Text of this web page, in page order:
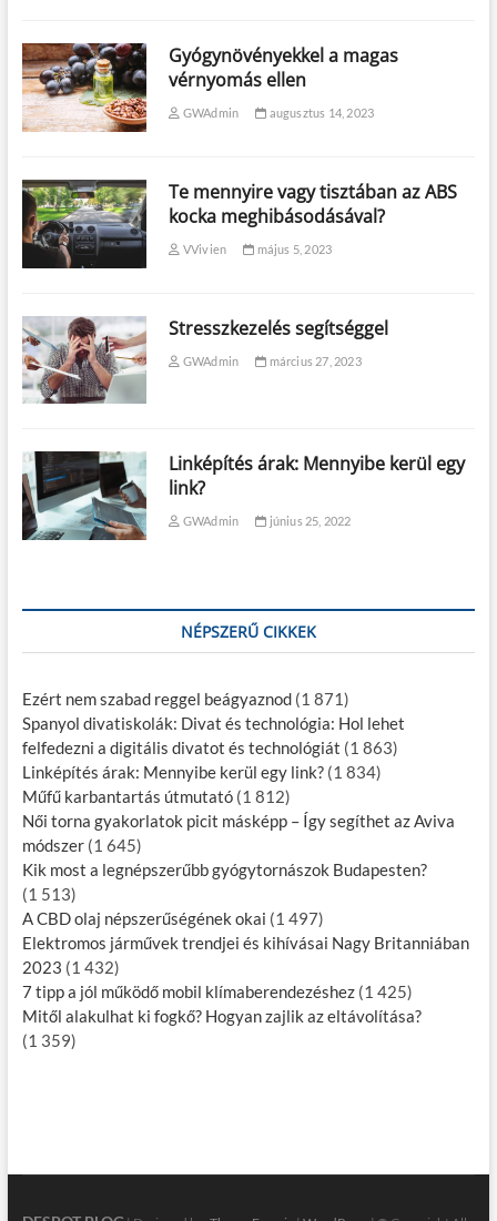
Gyógynövényekkel a magas
vérnyomás ellen
GWAdmin augusztus 14, 2023
Te mennyire vagy tisztában az ABS
kocka meghibásodásával?
VVivien május 5, 2023
Stresszkezelés segítséggel
GWAdmin március 27, 2023
Linképítés árak: Mennyibe kerül egy
link?
GWAdmin június 25, 2022
NÉPSZERŰ CIKKEK
Ezért nem szabad reggel beágyaznod (1 871)
Spanyol divatiskolák: Divat és technológia: Hol lehet
felfedezni a digitális divatot és technológiát (1 863)
Linképítés árak: Mennyibe kerül egy link? (1 834)
Műfű karbantartás útmutató (1 812)
Női torna gyakorlatok picit másképp – Így segíthet az Aviva
módszer (1 645)
Kik most a legnépszerűbb gyógytornászok Budapesten?
(1 513)
A CBD olaj népszerűségének okai (1 497)
Elektromos járművek trendjei és kihívásai Nagy Britanniában
2023 (1 432)
7 tipp a jól működő mobil klímaberendezéshez (1 425)
Mitől alakulhat ki fogkő? Hogyan zajlik az eltávolítása?
(1 359)